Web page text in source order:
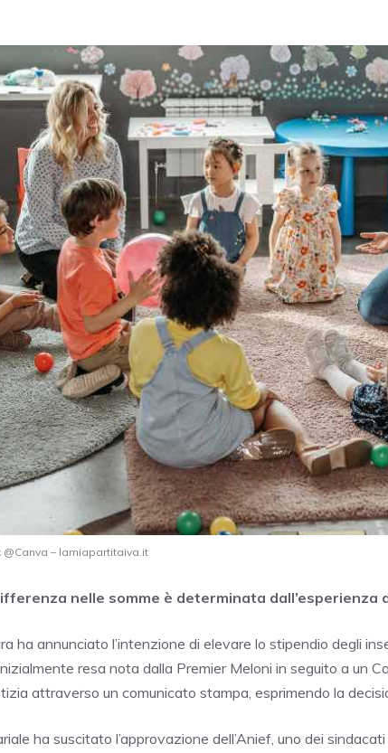
@Canva – lamiapartitaiva.it
nelle somme è determinata dall’esperienza
ha annunciato l’intenzione di elevare lo stipendio degli
resa nota dalla Premier Meloni in seguito a un
attraverso un comunicato stampa, esprimendo la
ha suscitato l’approvazione dell’Anief, uno dei